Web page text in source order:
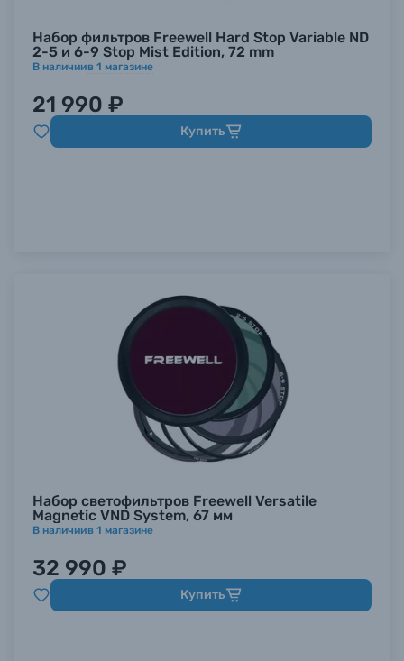
Набор фильтров Freewell Hard Stop Variable ND
2-5 и 6-9 Stop Mist Edition, 72 mm
В наличиив 1 магазине
21 990 ₽
Купить
Набор светофильтров Freewell Versatile
Magnetic VND System, 67 мм
В наличиив 1 магазине
32 990 ₽
Купить